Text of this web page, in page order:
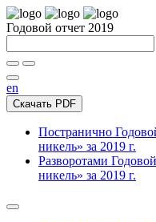
Годовой отчет 2019
en
Скачать PDF
Постранично
никель» за 2019 г.
Разворотами
никель» за 2019 г.